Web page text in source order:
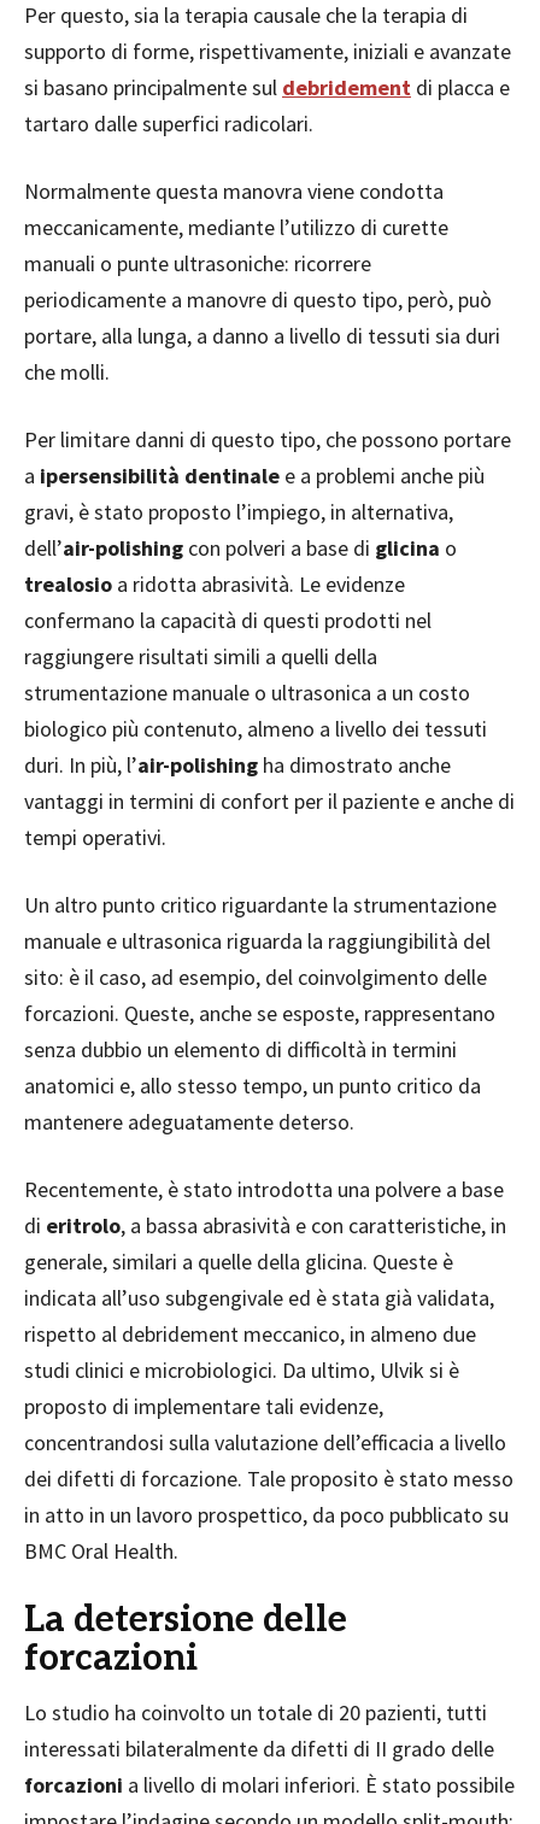
Per questo, sia la terapia causale che la terapia di
supporto di forme, rispettivamente, iniziali e avanzate
si basano principalmente sul debridement di placca e
tartaro dalle superfici radicolari.
Normalmente questa manovra viene condotta
meccanicamente, mediante l’utilizzo di curette
manuali o punte ultrasoniche: ricorrere
periodicamente a manovre di questo tipo, però, può
portare, alla lunga, a danno a livello di tessuti sia duri
che molli.
Per limitare danni di questo tipo, che possono portare
a ipersensibilità dentinale e a problemi anche più
gravi, è stato proposto l’impiego, in alternativa,
dell’air-polishing con polveri a base di glicina o
trealosio a ridotta abrasività. Le evidenze
confermano la capacità di questi prodotti nel
raggiungere risultati simili a quelli della
strumentazione manuale o ultrasonica a un costo
biologico più contenuto, almeno a livello dei tessuti
duri. In più, l’air-polishing ha dimostrato anche
vantaggi in termini di confort per il paziente e anche di
tempi operativi.
Un altro punto critico riguardante la strumentazione
manuale e ultrasonica riguarda la raggiungibilità del
sito: è il caso, ad esempio, del coinvolgimento delle
forcazioni. Queste, anche se esposte, rappresentano
senza dubbio un elemento di difficoltà in termini
anatomici e, allo stesso tempo, un punto critico da
mantenere adeguatamente deterso.
Recentemente, è stato introdotta una polvere a base
di eritrolo, a bassa abrasività e con caratteristiche, in
generale, similari a quelle della glicina. Queste è
indicata all’uso subgengivale ed è stata già validata,
rispetto al debridement meccanico, in almeno due
studi clinici e microbiologici. Da ultimo, Ulvik si è
proposto di implementare tali evidenze,
concentrandosi sulla valutazione dell’efficacia a livello
dei difetti di forcazione. Tale proposito è stato messo
in atto in un lavoro prospettico, da poco pubblicato su
BMC Oral Health.
La detersione delle
forcazioni
Lo studio ha coinvolto un totale di 20 pazienti, tutti
interessati bilateralmente da difetti di II grado delle
forcazioni a livello di molari inferiori. È stato possibile